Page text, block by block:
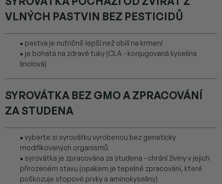
VLNÝCH PASTVIN BEZ PESTICIDŮ
• pastva je nutričně lepší než obilí na krmení
• je bohatá na zdravé tuky (CLA - konjugovaná kyselina
linolová)
SYROVÁTKA BEZ GMO A ZPRACOVÁNÍ
ZA STUDENA
• vyberte si syrovátku vyrobenou bez geneticky
modifikovaných organismů
• syrovátka je zpracována za studena - chrání živiny v jejich
přirozeném stavu (opakem je tepelné zpracování, které
poškozuje stopové prvky a aminokyseliny)